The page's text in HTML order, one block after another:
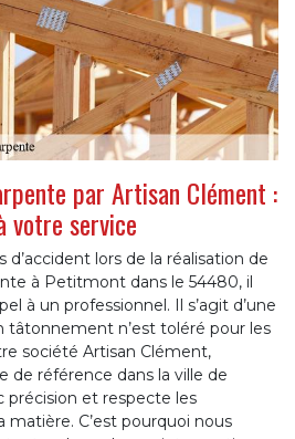
par Artisan Clément :
votre service
d’accident lors de la réalisation de
à Petitmont dans le 54480, il
à un professionnel. Il s’agit d’une
tâtonnement n’est toléré pour les
société Artisan Clément,
de référence dans la ville de
précision et respecte les
C’est pourquoi nous